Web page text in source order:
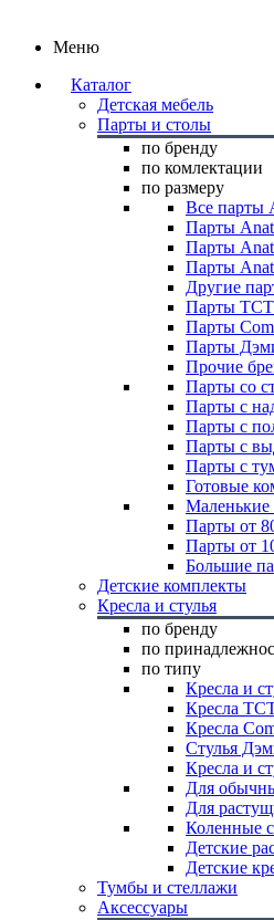
Меню
Каталог
Детская мебель
Парты и столы
по бренду
по комлектации
по размеру
Все парты
Парты
Парты
Парты
Другие
Парты
Парты
Парты
Прочие
Парты со
Парты с
Парты с
Парты с
Парты с
Готовые
Маленькие
Парты от
Парты от
Большие
Детские комплекты
Кресла и стулья
по бренду
по
по типу
Кресла и
Кресла
Кресла
Стулья
Кресла и
Для
Для
Коленные
Детские
Детские
Тумбы и стеллажи
Аксессуары